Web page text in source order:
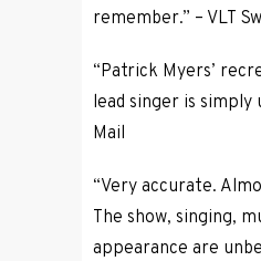
remember.” – VLT
“Patrick Myers’
lead singer is simply
Mail
“Very accurate.
The show, singing,
appearance are